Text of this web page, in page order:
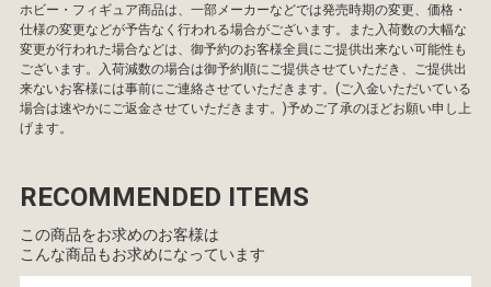
ホビー・フィギュア商品は、一部メーカーなどでは発売時期の変更、価格・
仕様の変更などが予告なく行われる場合がございます。また入荷数の大幅な
変更が行われた場合などは、御予約のお客様全員にご提供出来ない可能性も
ございます。入荷減数の場合は御予約順にご提供させていただき、ご提供出
来ないお客様には事前にご連絡させていただきます。(ご入金いただいている
場合は速やかにご返金させていただきます。)予めご了承のほどお願い申し上
げます。
RECOMMENDED ITEMS
この商品をお求めのお客様は
こんな商品もお求めになっています